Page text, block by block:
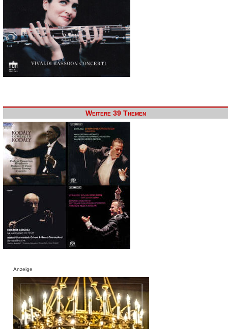
Weitere 39 Themen
Anzeige